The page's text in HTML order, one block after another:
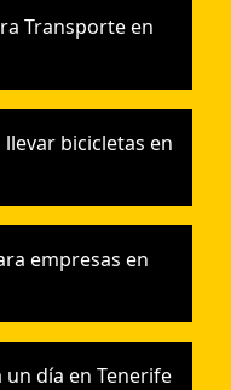
Transporte en
bicicletas en
empresas en
día en Tenerife